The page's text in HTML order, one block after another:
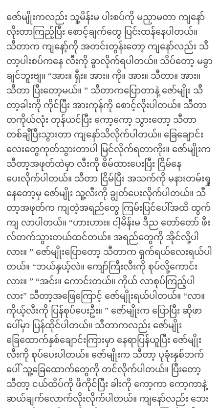
ဇော်မျိုးကလည်း သူ့မိန်းမ ပါးစပ်ကို မညှာမတာ ကျနော်
လိုးတာကြည့်ပြီး စောင့်ချက်တွေ ပြင်းထန်နေပါတယ်။
သီတာက ကျနော့်ကို အတင်းတွန်းတော့ ကျနော်လည်း သီ
တာ့ပါးစပ်ကနေ လီးကို ခွာလိုက်ရပါတယ်။ သိပ်တော့ မခွာ
ချင်ဘူးဗျ။ “အား။ ရှီး။ အား။ ကို။ အား။ သီတာ။ အား။
သီတာ ပြီးတော့မယ်။ ” သီတာကပြောတာနဲ့ ဇော်မျိုး သီ
တာ့ခါးကို ကိုင်ပြီး အားကုန်ကို စောင့်လိုးပါတယ်။ သီတာ
တကိုယ်လုံး တုန်ယင်ပြီး ကော့ကော့ သွားတော့ သီတာ
တစ်ချီပြီးသွားတာ ကျနော်သိလိုက်ပါတယ်။ ခြေချောင်း
လေးတွေကုတ်သွားတာပါ မြင်လိုက်ရတာကိုး။ ဇော်မျိုးက
သီတာ့အဖုတ်ထဲမှာ လီးကို စိမ်ထားပေးပြီး ငြိမ်နေ
ပေးလိုက်ပါတယ်။ သီတာ ငြိမ်ပြီး အသက်ကို မနားတမ်းရှု
နေတော့မှ ဇော်မျိုး သူ့လီးကို ချွတ်ပေးလိုက်ပါတယ်။ သီ
တာ့အဖုတ်က ကျတဲ့အရည်တွေ ကြမ်းပြင်ပေါ်အထိ ထွက်
ကျ လာပါတယ်။ “ဟားဟား။ ငါ့မိန်းမ ဒီည တော်တော် ဖီး
လ်တက်သွားတယ်ထင်တယ်။ အရည်တွေကို အိုင်လို့ပါ
လား။ ” ဇော်မျိုးပြောတော့ သီတာက ရှက်ရယ်လေးရယ်ပါ
တယ်။ “ဘယ်နှယ့်လဲ။ ကျော်ကြီးလီးကို စုပ်လို့ကောင်း
လား။ ” “အင်း။ ကောင်းတယ်။ ကိုယ် လာစုပ်ကြည့်ပါ
လား” သီတာ့အဖြေကြောင့် ဇော်မျိုးရယ်ပါတယ်။ “လာ။
ကိုယ့်လီးကို ပြန်စုပ်ပေးဦး။ ” ဇော်မျိုးက ပြောပြီး ဆိုဖာ
ပေါ်မှာ ပြန်ထိုင်ပါတယ်။ သီတာကလည်း ဇော်မျိုး
ခြေထောက်နှစ်ချောင်းကြားမှာ နေရာပြန်ယူပြီး ဇော်မျိုး
လီးကို စုပ်ပေးပါတယ်။ ဇော်မျိုးက သီတာ့ ပုခုံးနှစ်ဘက်
ပေါ် သူ့ခြေထောက်တွေကို တင်လိုက်ပါတယ်။ ပြီးတော့
သီတာ့ ငယ်ထိပ်ကို ဖိကိုင်ပြီး ခါးကို ကော့ကာ ကော့ကာနဲ့
ဆယ်ချက်လောက်လိုးလိုက်ပါတယ်။ ကျနော်လည်း ဘေး